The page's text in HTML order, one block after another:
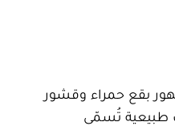
بقع حمراء وقشور
طبيعية تُسمّى